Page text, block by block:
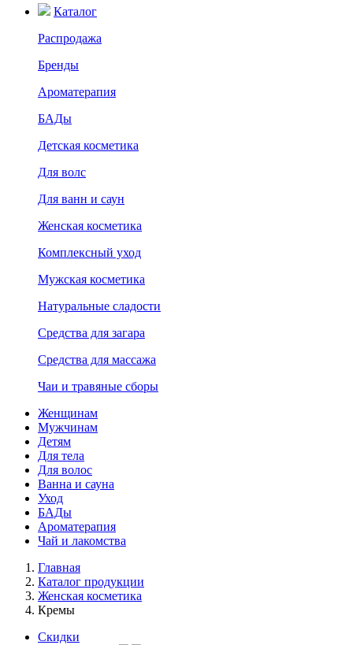
Каталог
Распродажа
Бренды
Ароматерапия
БАДы
Детская косметика
Для волс
Для ванн и саун
Женская косметика
Комплексный уход
Мужская косметика
Натуральные сладости
Средства для загара
Средства для массажа
Чаи и травяные сборы
Женщинам
Мужчинам
Детям
Для тела
Для волос
Ванна и сауна
Уход
БАДы
Ароматерапия
Чай и лакомства
Главная
Каталог продукции
Женская косметика
Кремы
Скидки